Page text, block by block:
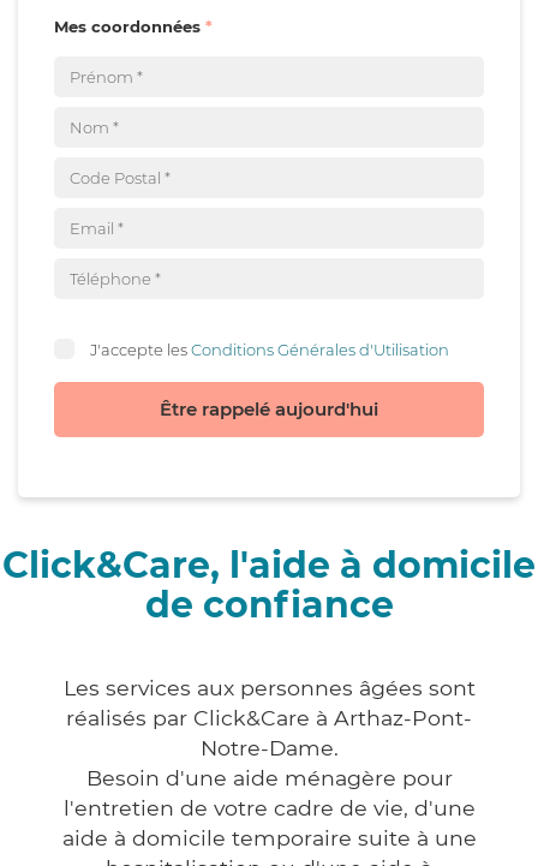
Mes coordonnées
J'accepte lesConditions Générales d'Utilisation
Être rappelé aujourd'hui
Click&Care, l'aide à domicile
de confiance
Les services aux personnes âgées sont
réalisés par Click&Care à Arthaz-Pont-
Notre-Dame.
Besoin d'une aide ménagère pour
l'entretien de votre cadre de vie, d'une
aide à domicile temporaire suite à une